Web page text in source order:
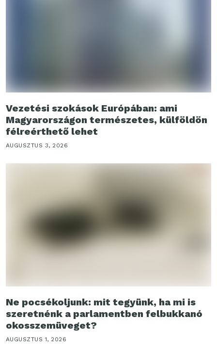
Vezetési szokások Európában: ami
Magyarországon természetes, külföldön
félreérthető lehet
AUGUSZTUS 3, 2026
Ne pocsékoljunk: mit tegyünk, ha mi is
szeretnénk a parlamentben felbukkanó
okosszemüveget?
AUGUSZTUS 1, 2026